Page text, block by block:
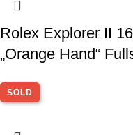
Rolex Explorer II
„Orange Hand“
SOLD